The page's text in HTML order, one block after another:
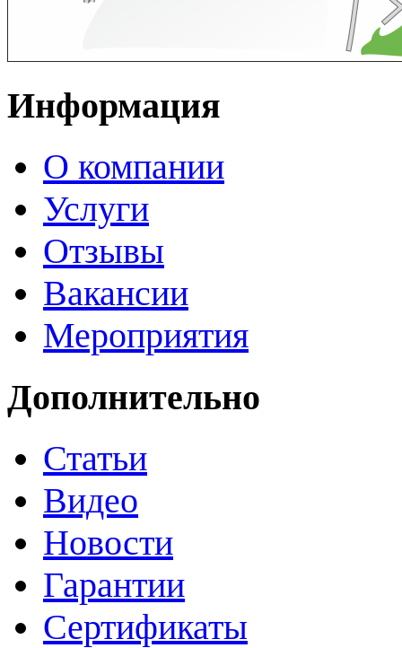
Информация
О компании
Услуги
Отзывы
Вакансии
Мероприятия
Дополнительно
Статьи
Видео
Новости
Гарантии
Сертификаты